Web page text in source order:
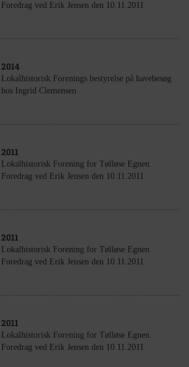
Foredrag ved Erik Jensen den 10.11.2011
2014
Lokalhistorisk Forenings bestyrelse på havebesøg
hos Ingrid Clemensen
2011
Lokalhistorisk Forening for Tølløse Egnen.
Foredrag ved Erik Jensen den 10.11.2011
2011
Lokalhistorisk Forening for Tølløse Egnen.
Foredrag ved Erik Jensen den 10.11.2011
2011
Lokalhistorisk Forening for Tølløse Egnen.
Foredrag ved Erik Jensen den 10.11.2011